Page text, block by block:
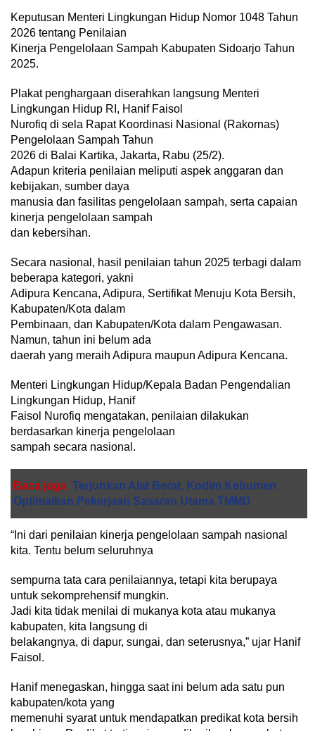
Keputusan Menteri Lingkungan Hidup Nomor 1048 Tahun
2026 tentang Penilaian
Kinerja Pengelolaan Sampah Kabupaten Sidoarjo Tahun
2025.
Plakat penghargaan diserahkan langsung Menteri
Lingkungan Hidup RI, Hanif Faisol
Nurofiq di sela Rapat Koordinasi Nasional (Rakornas)
Pengelolaan Sampah Tahun
2026 di Balai Kartika, Jakarta, Rabu (25/2).
Adapun kriteria penilaian meliputi aspek anggaran dan
kebijakan, sumber daya
manusia dan fasilitas pengelolaan sampah, serta capaian
kinerja pengelolaan sampah
dan kebersihan.
Secara nasional, hasil penilaian tahun 2025 terbagi dalam
beberapa kategori, yakni
Adipura Kencana, Adipura, Sertifikat Menuju Kota Bersih,
Kabupaten/Kota dalam
Pembinaan, dan Kabupaten/Kota dalam Pengawasan.
Namun, tahun ini belum ada
daerah yang meraih Adipura maupun Adipura Kencana.
Menteri Lingkungan Hidup/Kepala Badan Pengendalian
Lingkungan Hidup, Hanif
Faisol Nurofiq mengatakan, penilaian dilakukan
berdasarkan kinerja pengelolaan
sampah secara nasional.
Baca juga Terjunkan Alat Berat, Kodim Kebumen
Optimalkan Pekerjaan Sasaran Utama TMMD
“Ini dari penilaian kinerja pengelolaan sampah nasional
kita. Tentu belum seluruhnya
sempurna tata cara penilaiannya, tetapi kita berupaya
untuk sekomprehensif mungkin.
Jadi kita tidak menilai di mukanya kota atau mukanya
kabupaten, kita langsung di
belakangnya, di dapur, sungai, dan seterusnya,” ujar Hanif
Faisol.
Hanif menegaskan, hingga saat ini belum ada satu pun
kabupaten/kota yang
memenuhi syarat untuk mendapatkan predikat kota bersih